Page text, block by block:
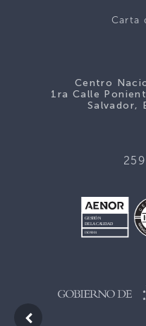
Carta
Centro
1ra Calle
Salvador,